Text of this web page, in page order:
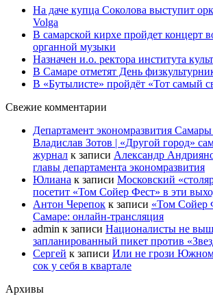
На даче купца Соколова выступит
Volga
В самарской кирхе пройдет концерт
органной музыки
Назначен и.о. ректора института
В Самаре отметят День
В «Бутылисте» пройдёт «Тот самый
Свежие комментарии
Департамент экономразвития Самары
Владислав Зотов | «Другой город»
журнал к записи Александр
главы департамента экономразвития
Юлиана к записи Московский
посетит «Том Сойер Фест» в эти
Антон Черепок к записи «Том Сойер
Самаре: онлайн-трансляция
admin к записи Националисты не
запланированный пикет против
Сергей к записи Или не грози
сок у себя в квартале
Архивы